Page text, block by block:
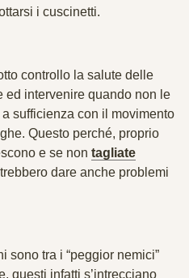
i cuscinetti.
controllo la salute delle
ed intervenire quando non le
sufficienza con il movimento
Questo perché, proprio
e se non tagliate
dare anche problemi
sono tra i “peggior nemici”
questi infatti s’intrecciano